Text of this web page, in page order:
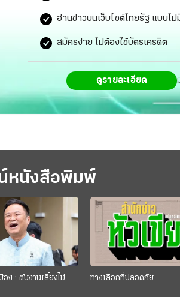
อ่านข่าวบนเว็บไซต์ไทยรัฐ แบบไ
สมัครง่าย ไม่ต้องใช้บัตรเครดิต
ดูรายละเอียด
หนังสือพิมพ์
อง : ต้นงานเลี้ยงไม่
ทางเลือกที่ปลอดภัย